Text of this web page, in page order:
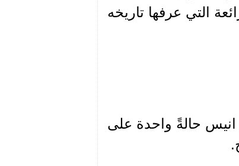
التي عرفها تاريخه
انيس حالةً واحدة على